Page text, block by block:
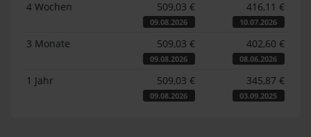
4 Wochen
509,03 €
09.08.2026
416,11 €
10.07.2026
3 Monate 509,03 €
09.08.2026
402,60 €
08.06.2026
1 Jahr 509,03 €
09.08.2026
345,87 €
03.09.2025